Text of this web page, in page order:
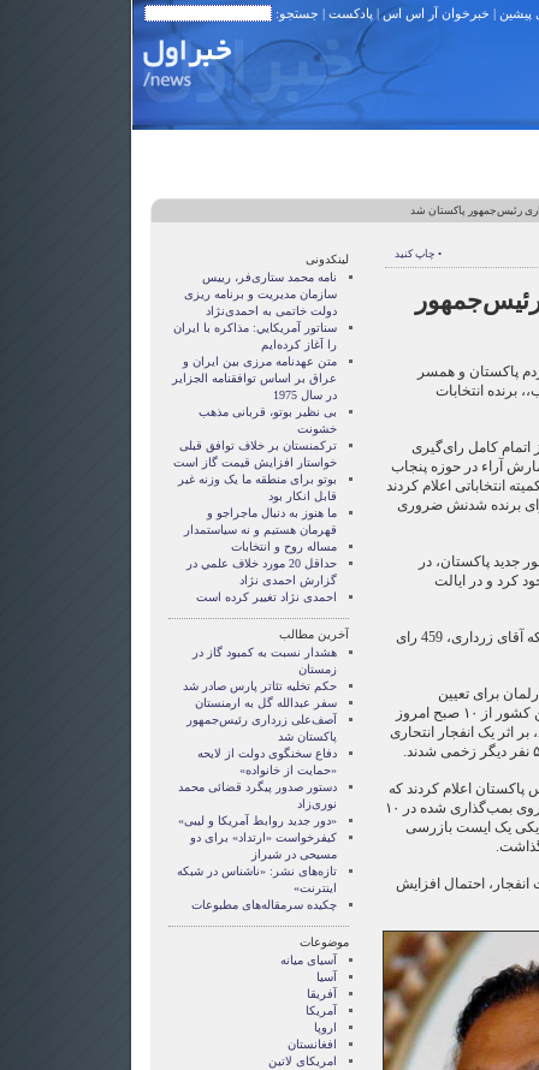
پیشین | خبرخوان آر اس اس| پادکست | جستجو:
رئیس‌جمهور پاکستان شد
• چاپ کنید
پاکستان و همسر
برنده انتخابات
کامل رای‌گیری
آراء در حوزه پنجاب
انتخاباتی اعلام کردند
رای را که برای برنده شدنش ضروری
جدید پاکستان، در
از آن خود کرد و در ایالت
گزارش‌های تکمیلی حاکی است که آقای زرداری، 459 رای
برای تعیین
رئیس‌جمهور جدید پاکستان در این کشور از ۱۰ صبح امروز
اثر یک انفجار انتحاری
پاکستان اعلام کردند که
صبح امروز شنبه، انفجار یک خودروی بمب‌گذاری شده در ۱۰
یک ایست بازرسی
انفجار، احتمال افزایش
لینکدونی
نامه محمد ستاری‌فر، رییس
سازمان مدیریت و برنامه ریزی
دولت خاتمی به احمدی‌نژاد
سناتور آمريکايي: مذاکره با ايران
را آغاز کرده‌ايم
متن عهدنامه مرزى بين ايران و
عراق بر اساس توافقنامه الجزاير
در سال 1975
بی نظیر بوتو، قربانی مذهب
خشونت
ترکمنستان بر خلاف توافق قبلی
خواستار افزایش قیمت گاز است
بوتو برای منطقه ما یک وزنه غیر
قابل انکار بود
ما هنوز به دنبال ماجراجو و
قهرمان هستيم و نه سياستمدار
مساله روح و انتخابات
حداقل 20 مورد خلاف علمي در
گزارش احمدی نژاد
احمدی نژاد تغییر کرده است
آخرین مطالب
هشدار نسبت به کمبود گاز در
زمستان
حکم تخلیه تئاتر پارس صادر شد
سفر عبدالله گل به ارمنستان
آصف‌علی زرداری رئیس‌جمهور
پاکستان شد
دفاع سخنگوی دولت از لایحه
«حمایت از خانواده»
دستور صدور پیگرد قضائی محمد
نوری‌زاد
«دور جدید روابط آمریکا و لیبی»
کیفرخواست «ارتداد» برای دو
مسیحی در شیراز
تازه‌های نشر: «ناشناس در شبکه
اینترنت»
چکیده سرمقاله‌های مطبوعات
موضوعات
آسيای ميانه
آسیا
آفریقا
آمریکا
اروپا
افغانستان
امریکای لاتین